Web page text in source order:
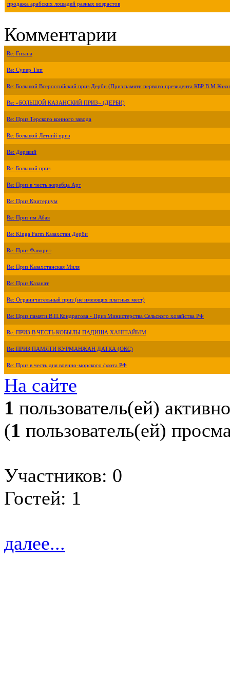
продажа арабских лошадей разных возрастов
Комментарии
Re: Гизана
Re: Супер Тип
Re: Большой Всероссийский приз Дерби (Приз памяти первого президента КБР
Re: «БОЛЬШОЙ КАЗАНСКИЙ ПРИЗ» (ДЕРБИ)
Re: Приз Терского конного завода
Re: Большой Летний приз
Re: Дерзкий
Re: Большой приз
Re: Приз в честь жеребца Арт
Re: Приз Критериум
Re: Приз им.Абая
Re: Kinga Farm Казахстан Дерби
Re: Приз Фаворит
Re: Приз Казахстанская Миля
Re: Приз Казанат
Re: Ограничительный приз (не имеющих платных мест)
Re: Приз памяти В.П.Кондратова - Приз Министерства Сельского хозяйства РФ
Re: ПРИЗ В ЧЕСТЬ КОБЫЛЫ ПАДИША ХАНШАЙЫМ
Re: ПРИЗ ПАМЯТИ КУРМАНЖАН ДАТКА (ОКС)
Re: Приз в честь дня военно-морского флота РФ
На сайте
1 пользователь(ей) активно
(1 пользователь(ей)
Участников: 0
Гостей: 1
далее...